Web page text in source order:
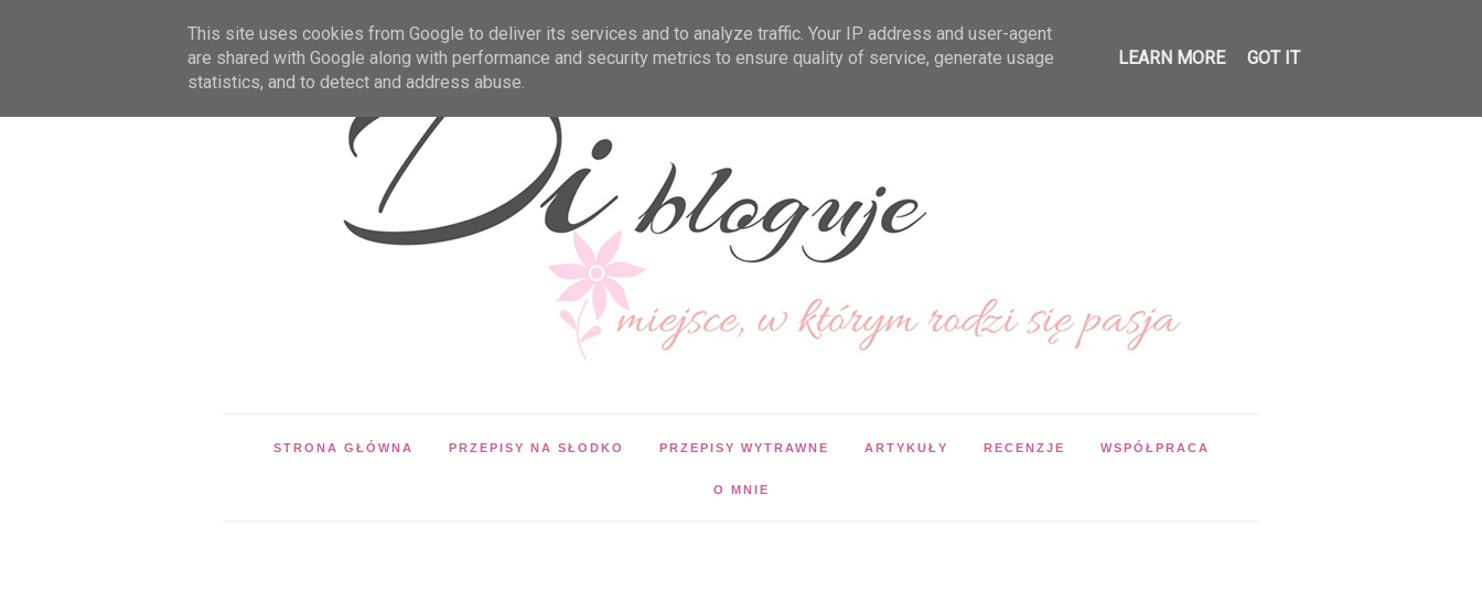
STRONA GŁÓWNA PRZEPISY NA SŁODKO PRZEPISY WYTRAWNE ARTYKUŁY RECENZJE WSPÓŁPRACA
O MNIE
This site uses cookies from Google to deliver its services and to analyze traffic. Your IP address and user-agent
are shared with Google along with performance and security metrics to ensure quality of service, generate usage
statistics, and to detect and address abuse.
LEARN MORE GOT IT